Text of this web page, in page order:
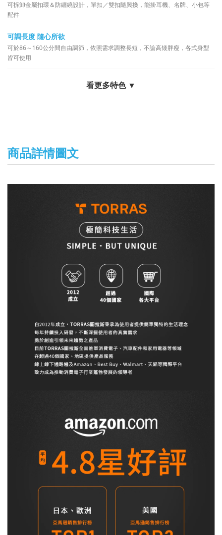
可拆卸金屬扣環＆防纏繞設計，單扣／雙扣隨興換，能掛耳機、名牌、小包等
配件
可調長度 隨心所欲
可於86～160公分間自由調節，依照需求調整長短，不論高矮胖瘦，各式身型
皆可使用
看更多特色 ▼
商品詳情圖文